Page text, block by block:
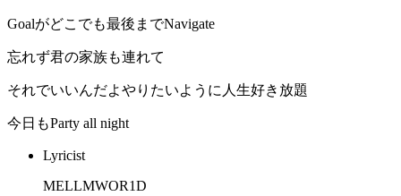
Goalがどこでも最後までNavigate
忘れず君の家族も連れて
それでいいんだよやりたいように人生好き放題
今日もParty all night
Lyricist
MELLMWOR1D